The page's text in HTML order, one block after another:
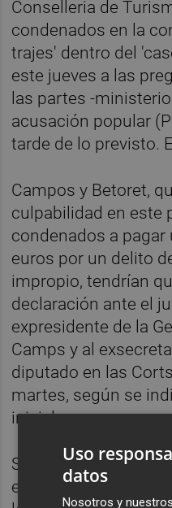
Conselleria de
condenados en la
trajes' dentro del
este jueves a las
las partes -
acusación popular
tarde de lo previsto.
Campos y Betoret,
culpabilidad en este
condenados a
euros por un delito
impropio, tendrían
declaración ante el
expresidente de la
Camps y al
diputado en las
martes, según se
inicial.
Sin embargo, la
elegir a los nueve
Uso
datos
Nosotros y